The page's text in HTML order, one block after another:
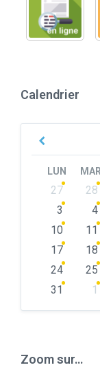
Calendrier
Previous
LUN MAR
Skip
calendar
27 28
3
4
10
11
17
18
24
25
31
1
Zoom sur…